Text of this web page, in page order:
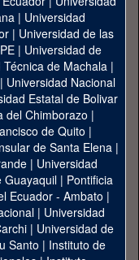
| Universidad
| Universidad de las
| Universidad de
Técnica de Machala|
| Universidad Nacional
Estatal de Bolivar
del Chimborazo |
de Quito |
de Santa Elena|
| Universidad
Guayaquil| Pontificia
Ecuador - Ambato |
| Universidad
| Universidad de
Santo | Instituto de